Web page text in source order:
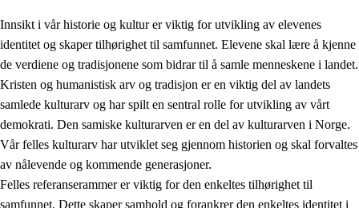
1. Opplæringens verdigrunnlag
1.1 Menneskeverdet
1.2 Identitet og kulturelt mangfold
1.3 Kritisk tenkning og etisk bevissthet
1.4 Skaperglede, engasjement og utforskertrang
Innsikt i vår historie og kultur er viktig for utvikling av elevenes
identitet og skaper tilhørighet til samfunnet. Elevene skal lære å kjenne
de verdiene og tradisjonene som bidrar til å samle menneskene i landet.
Kristen og humanistisk arv og tradisjon er en viktig del av landets
samlede kulturarv og har spilt en sentral rolle for utvikling av vårt
demokrati. Den samiske kulturarven er en del av kulturarven i Norge.
Vår felles kulturarv har utviklet seg gjennom historien og skal forvaltes
av nålevende og kommende generasjoner.
Felles referanserammer er viktig for den enkeltes tilhørighet til
samfunnet. Dette skaper samhold og forankrer den enkeltes identitet i